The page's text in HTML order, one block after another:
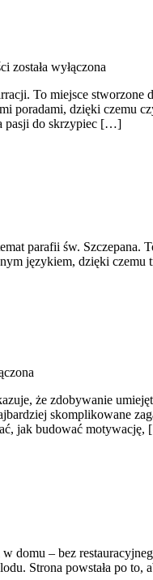
została wyłączona
To miejsce stworzone
poradami, dzięki czemu
pasji do skrzypiec […]
parafii św. Szczepana.
językiem, dzięki
że zdobywanie
skomplikowane
jak budować
– bez
Strona powstała po